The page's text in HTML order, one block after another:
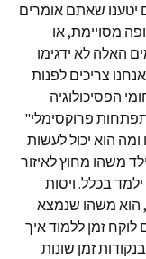
יטענו שאתם אומרים
מסויימת, או
האלה לא ידגימו
צריכים לפנות
הפסיכולוגיה
פרוקסימלי"
הוא יכול לעשות
ילד משהו מחוץ לאיזור
בכלל. ויסות
הוא משהו שנמצא
לוקח זמן ללמוד איך
זמן שונות